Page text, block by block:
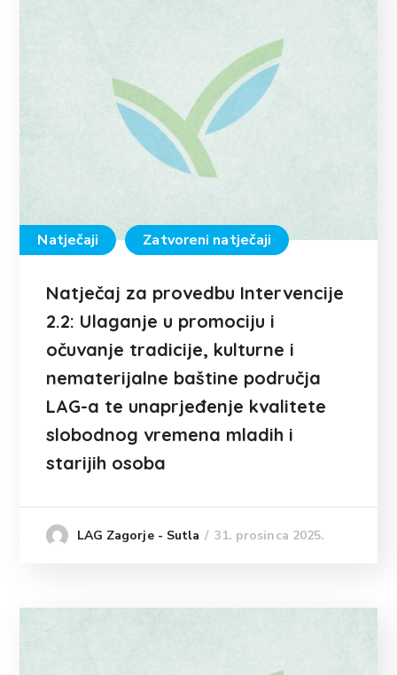
Natječaji Zatvoreni natječaji
Natječaj za provedbu Intervencije
2.2: Ulaganje u promociju i
očuvanje tradicije, kulturne i
nematerijalne baštine područja
LAG-a te unaprjeđenje kvalitete
slobodnog vremena mladih i
starijih osoba
LAG Zagorje - Sutla 31. prosinca 2025.